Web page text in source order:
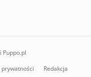
Puppo.pl
prywatności Redakcja